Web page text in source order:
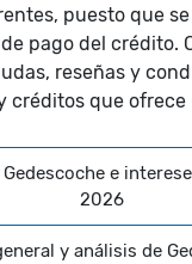
puesto que
pago del crédito.
reseñas y
créditos que ofrece
e
2026
y análisis de